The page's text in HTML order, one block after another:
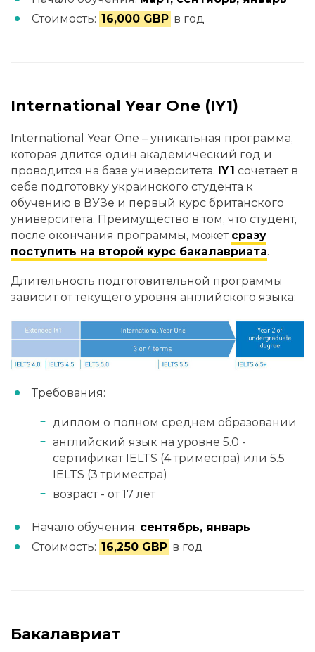
Стоимость: 16,000 GBP в год
International Year One (IY1)
International Year One – уникальная программа,
которая длится один академический год и
проводится на базе университета. IY1 сочетает в
себе подготовку украинского студента к
обучению в ВУЗе и первый курс британского
университета. Преимущество в том, что студент,
после окончания программы, может сразу
поступить на второй курс бакалавриата.
Длительность подготовительной программы
зависит от текущего уровня английского языка:
Требования:
диплом о полном среднем образовании
английский язык на уровне 5.0 -
сертификат IELTS (4 триместра) или 5.5
IELTS (3 триместра)
возраст - от 17 лет
Начало обучения: сентябрь, январь
Стоимость: 16,250 GBP в год
Бакалавриат